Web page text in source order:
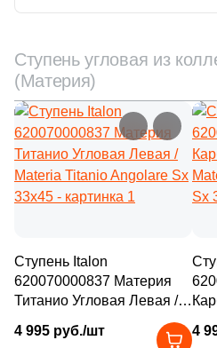
Ступень угловая из
(Материя)
Ступень Italon
620070000837 Материя
Титанио Угловая Левая /
Materia Titanio Angolare Sx
33x45
4 995 руб./шт
Sx
4